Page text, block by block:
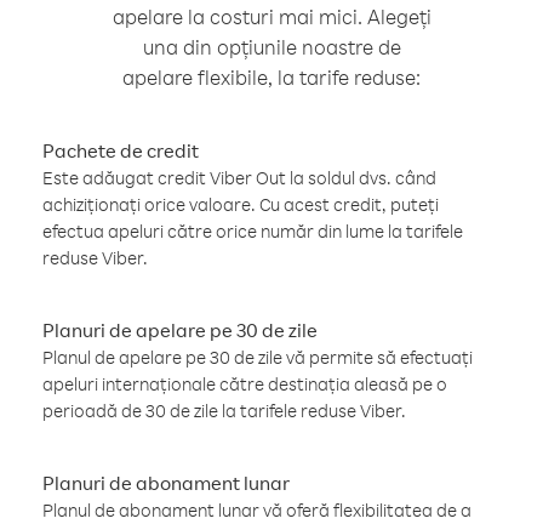
apelare la costuri mai mici. Alegeți
una din opțiunile noastre de
apelare flexibile, la tarife reduse:
Pachete de credit
Este adăugat credit Viber Out la soldul dvs. când
achiziționați orice valoare. Cu acest credit, puteți
efectua apeluri către orice număr din lume la tarifele
reduse Viber.
Planuri de apelare pe 30 de zile
Planul de apelare pe 30 de zile vă permite să efectuați
apeluri internaționale către destinația aleasă pe o
perioadă de 30 de zile la tarifele reduse Viber.
Planuri de abonament lunar
Planul de abonament lunar vă oferă flexibilitatea de a